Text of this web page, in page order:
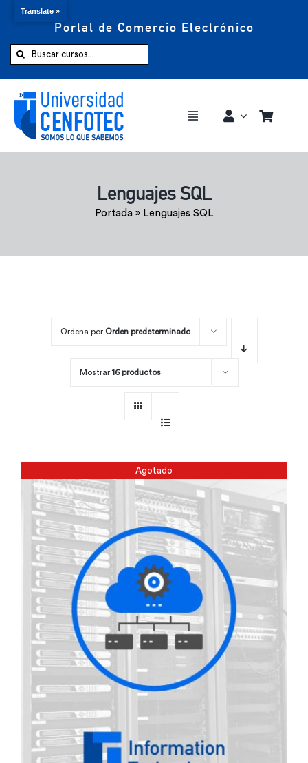
Portal de Comercio Electrónico
Buscar:
Toggle
Comprar ahora
Lenguajes SQL
Portada» Lenguajes SQL
Ordena por Orden predeterminado
Mostrar 16 productos
Agotado
Translate »